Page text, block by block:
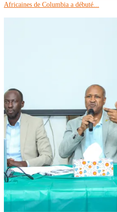
Africaines de Columbia a débuté...